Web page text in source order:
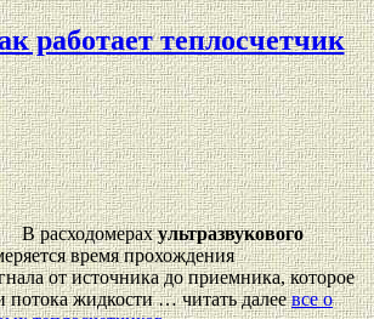
работает теплосчетчик
В расходомерахультразвукового
время прохождения
от источника до приемника, которое
потока жидкости … читать далеевсе о